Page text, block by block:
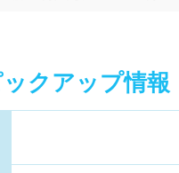
ックアップ情報
中国
駐輪場
済
ウォシュレット